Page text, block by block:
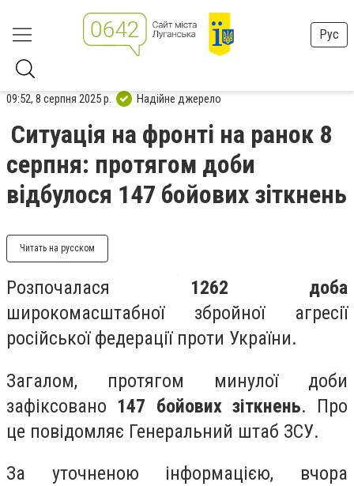
Рус
09:52, 8 серпня 2025 р. Надійне джерело
Ситуація на фронті на ранок 8
серпня: протягом доби
відбулося 147 бойових зіткнень
Читать на русском
Розпочалася 1262 доба
широкомасштабної збройної агресії
російської федерації проти України.
Загалом, протягом минулої доби
зафіксовано 147 бойових зіткнень. Про
це повідомляє Генеральний штаб ЗСУ.
За уточненою інформацією, вчора